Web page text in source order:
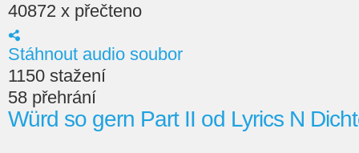
40872 x přečteno
Stáhnout audio soubor
1150 stažení
58 přehrání
Würd so gern Part II od Lyrics N